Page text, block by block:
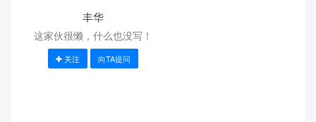
丰华
这家伙很懒，什么也没写！
关注 向TA提问